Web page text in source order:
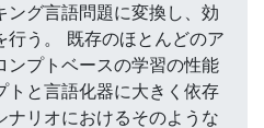
ング言語問題に変換し、効
行う。 既存のほとんどのア
ンプトベースの学習の性能
トと言語化器に大きく依存
ナリオにおけるそのような